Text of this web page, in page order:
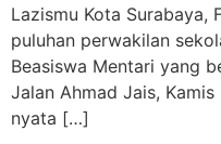
Lazismu Kota Surabaya,
puluhan perwakilan
Beasiswa Mentari yang
Jalan Ahmad Jais,
nyata […]